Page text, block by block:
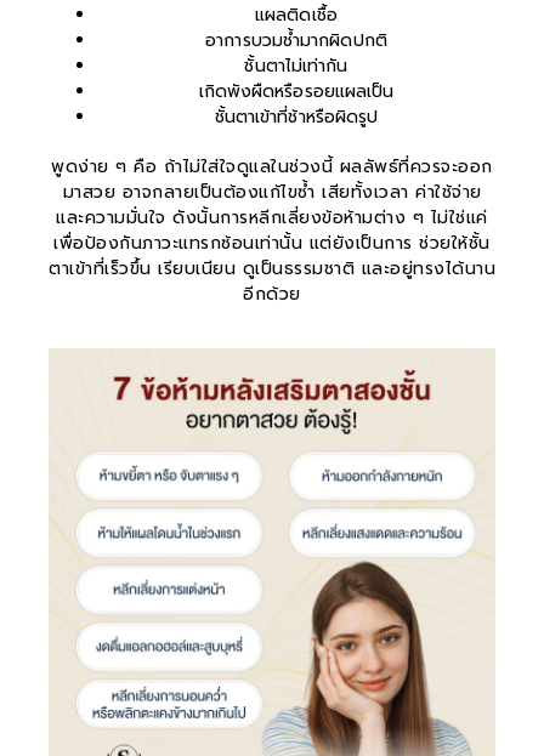
แผลติดเชื้อ
อาการบวมช้ำมากผิดปกติ
ชั้นตาไม่เท่ากัน
เกิดพังผืดหรือรอยแผลเป็น
ชั้นตาเข้าที่ช้าหรือผิดรูป
พูดง่าย ๆ คือ ถ้าไม่ใส่ใจดูแลในช่วงนี้ ผลลัพธ์ที่ควรจะออก
มาสวย อาจกลายเป็นต้องแก้ไขซ้ำ เสียทั้งเวลา ค่าใช้จ่าย
และความมั่นใจ ดังนั้นการหลีกเลี่ยงข้อห้ามต่าง ๆ ไม่ใช่แค่
เพื่อป้องกันภาวะแทรกซ้อนเท่านั้น แต่ยังเป็นการ ช่วยให้ชั้น
ตาเข้าที่เร็วขึ้น เรียบเนียน ดูเป็นธรรมชาติ และอยู่ทรงได้นาน
อีกด้วย